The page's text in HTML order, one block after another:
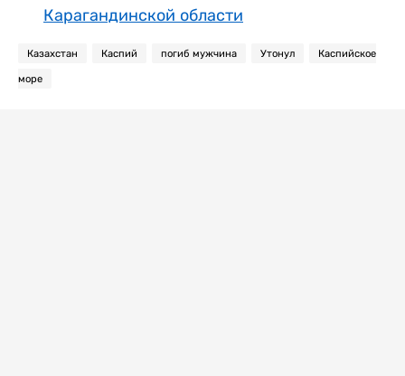
Карагандинской области
Казахстан Каспий погиб мужчина Утонул Каспийское
море